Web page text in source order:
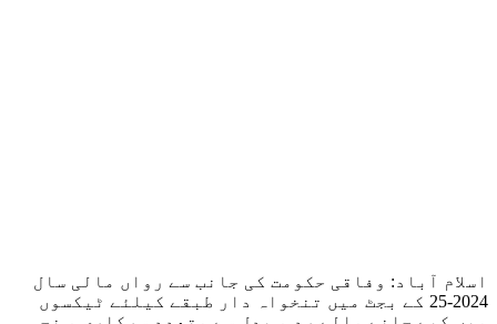
اسلام آباد: وفاقی حکومت کی جانب سے رواں مالی سال
2024-25 کے بجٹ میں تنخواہ دار طبقے کیلئے ٹیکسوں